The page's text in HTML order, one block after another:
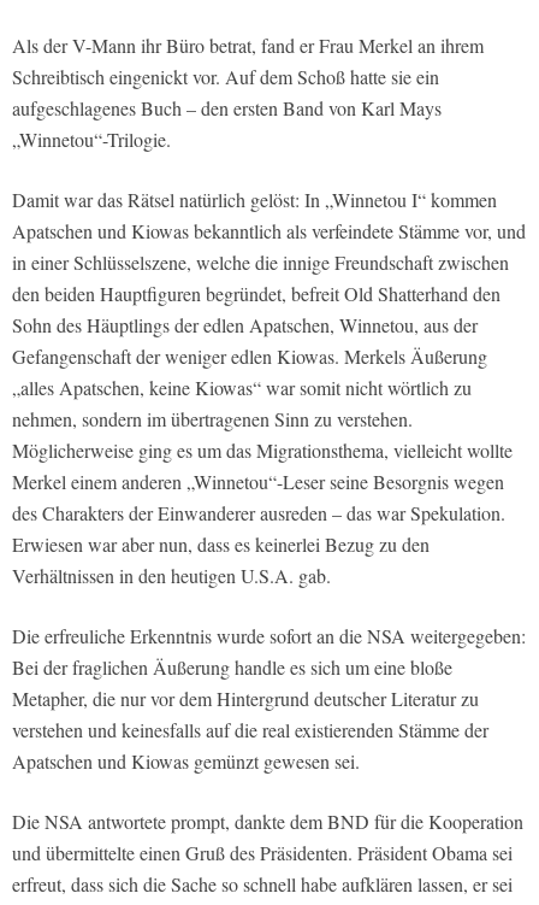
Als der V-Mann ihr Büro betrat, fand er Frau Merkel an ihrem
Schreibtisch eingenickt vor. Auf dem Schoß hatte sie ein
aufgeschlagenes Buch – den ersten Band von Karl Mays
„Winnetou“-Trilogie.
Damit war das Rätsel natürlich gelöst: In „Winnetou I“ kommen
Apatschen und Kiowas bekanntlich als verfeindete Stämme vor, und
in einer Schlüsselszene, welche die innige Freundschaft zwischen
den beiden Hauptfiguren begründet, befreit Old Shatterhand den
Sohn des Häuptlings der edlen Apatschen, Winnetou, aus der
Gefangenschaft der weniger edlen Kiowas. Merkels Äußerung
„alles Apatschen, keine Kiowas“ war somit nicht wörtlich zu
nehmen, sondern im übertragenen Sinn zu verstehen.
Möglicherweise ging es um das Migrationsthema, vielleicht wollte
Merkel einem anderen „Winnetou“-Leser seine Besorgnis wegen
des Charakters der Einwanderer ausreden – das war Spekulation.
Erwiesen war aber nun, dass es keinerlei Bezug zu den
Verhältnissen in den heutigen U.S.A. gab.
Die erfreuliche Erkenntnis wurde sofort an die NSA weitergegeben:
Bei der fraglichen Äußerung handle es sich um eine bloße
Metapher, die nur vor dem Hintergrund deutscher Literatur zu
verstehen und keinesfalls auf die real existierenden Stämme der
Apatschen und Kiowas gemünzt gewesen sei.
Die NSA antwortete prompt, dankte dem BND für die Kooperation
und übermittelte einen Gruß des Präsidenten. Präsident Obama sei
erfreut, dass sich die Sache so schnell habe aufklären lassen, er sei